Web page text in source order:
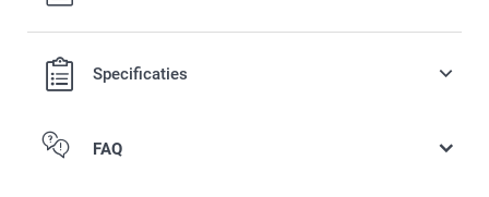
Specificaties
FAQ